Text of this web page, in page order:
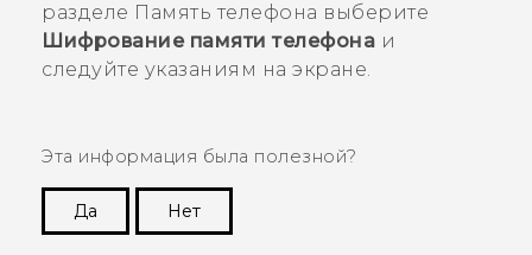
разделе Память телефона выберите
Шифрование памяти телефона и
следуйте указаниям на экране.
Эта информация была полезной?
Да
Нет